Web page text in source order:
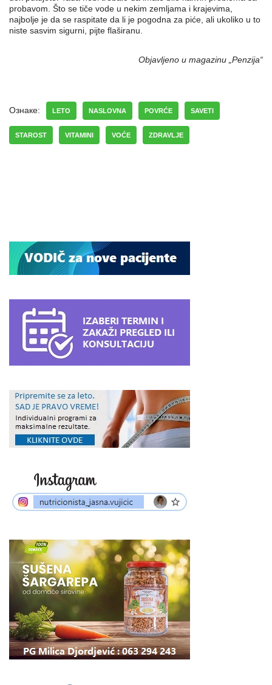
probavom. Što se tiče vode u nekim zemljama i krajevima,
najbolje je da se raspitate da li je pogodna za piće, ali ukoliko u to
niste sasvim sigurni, pijte flaširanu.
Objavljeno u magazinu „Penzija“
Ознаке: LETO NASLOVNA POVRĆE SAVETI
STAROST VITAMINI VOĆE ZDRAVLJE